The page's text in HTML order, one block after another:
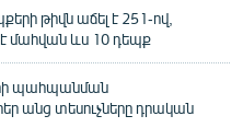
թիվն աճել է 251-ով,
է մահվան ևս 10 դեպք
պահպանման
անց տեսուչները դրական